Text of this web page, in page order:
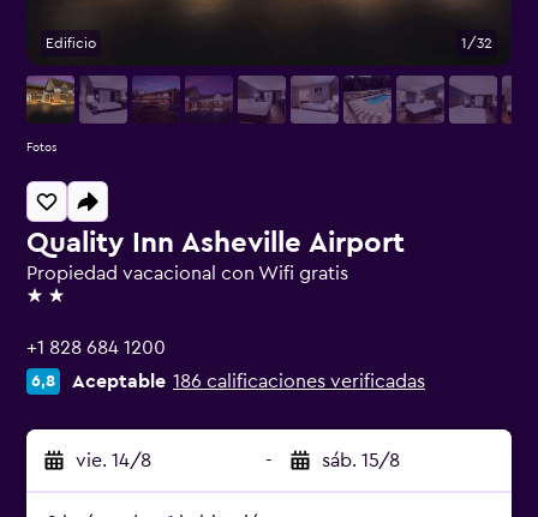
Quality Inn Asheville Airport
Propiedad vacacional con Wifi gratis
2 estrellas
+1 828 684 1200
6,8 Aceptable 186 calificaciones verificadas
vie. 14/8 - sáb. 15/8
Edificio 1/32
Fotos